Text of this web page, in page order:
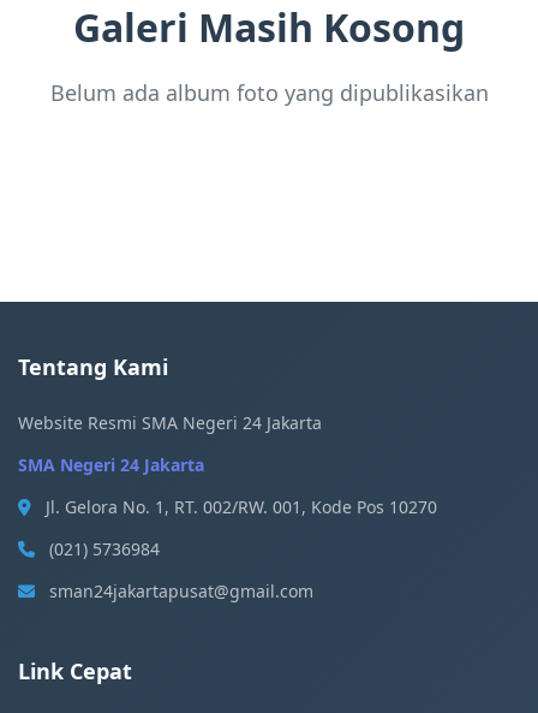
Galeri Masih Kosong
Belum ada album foto yang dipublikasikan
Tentang Kami
Website Resmi SMA Negeri 24 Jakarta
SMA Negeri 24 Jakarta
Jl. Gelora No. 1, RT. 002/RW. 001, Kode Pos 10270
(021) 5736984
sman24jakartapusat@gmail.com
Link Cepat